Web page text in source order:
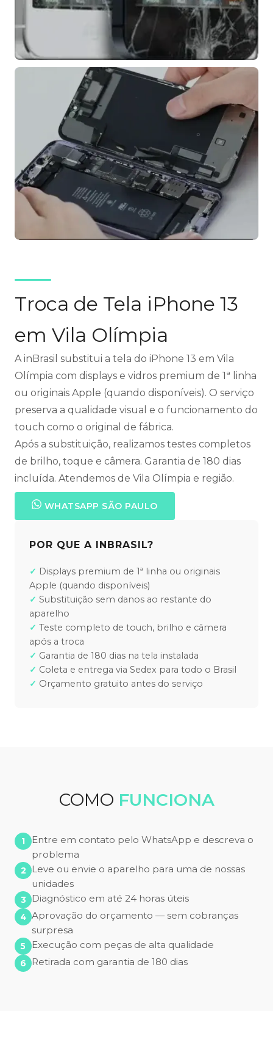
Troca de Tela iPhone 13
em Vila Olímpia
A inBrasil substitui a tela do iPhone 13 em Vila
Olímpia com displays e vidros premium de 1ª linha
ou originais Apple (quando disponíveis). O serviço
preserva a qualidade visual e o funcionamento do
touch como o original de fábrica.
Após a substituição, realizamos testes completos
de brilho, toque e câmera. Garantia de 180 dias
incluída. Atendemos de Vila Olímpia e região.
WHATSAPP SÃO PAULO
POR QUE A INBRASIL?
Displays premium de 1ª linha ou originais
Apple (quando disponíveis)
Substituição sem danos ao restante do
aparelho
Teste completo de touch, brilho e câmera
após a troca
Garantia de 180 dias na tela instalada
Coleta e entrega via Sedex para todo o Brasil
Orçamento gratuito antes do serviço
COMO FUNCIONA
Entre em contato pelo WhatsApp e descreva o
problema
Leve ou envie o aparelho para uma de nossas
unidades
Diagnóstico em até 24 horas úteis
Aprovação do orçamento — sem cobranças
surpresa
Execução com peças de alta qualidade
Retirada com garantia de 180 dias